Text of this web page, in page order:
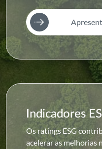
Indicadores
Os ratings ESG
acelerar as melhorias